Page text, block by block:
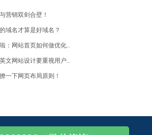
销双剑合壁！
域名才算是好域名？
：网站首页如何做优化..
文网站设计要重视用户..
下网页布局原则！